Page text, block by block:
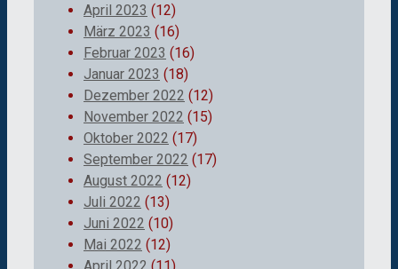
April 2023 (12)
März 2023 (16)
Februar 2023 (16)
Januar 2023 (18)
Dezember 2022 (12)
November 2022 (15)
Oktober 2022 (17)
September 2022 (17)
August 2022 (12)
Juli 2022 (13)
Juni 2022 (10)
Mai 2022 (12)
April 2022 (11)